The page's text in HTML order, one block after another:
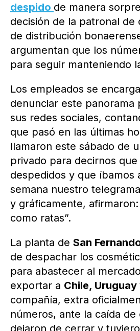
despido de manera
decisión de la patronal
de distribución
argumentan que los
para seguir manteniendo
Los empleados se
denunciar este panorama
sus redes sociales,
que pasó en las últimas
llamaron este sábado de
privado para decirnos
despedidos y que íbamos
semana nuestro
y gráficamente,
como ratas”.
La planta de San
de despachar los
para abastecer al
exportar a Chile,
compañía, extra
números, ante la caída de
dejaron de cerrar y